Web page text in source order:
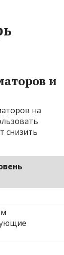
и
на
снизить